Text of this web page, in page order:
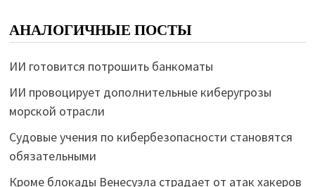
АНАЛОГИЧНЫЕ ПОСТЫ
ИИ готовится потрошить банкоматы
ИИ провоцирует дополнительные киберугрозы
морской отрасли
Судовые учения по кибербезопасности становятся
обязательными
Кроме блокады Венесуэла страдает от атак хакеров